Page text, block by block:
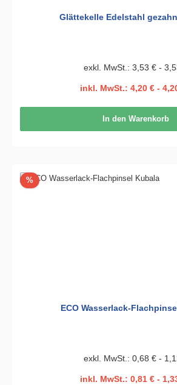
Glättekelle Edelstahl
exkl. MwSt.: 3,53 € -
inkl. MwSt.: 4,20 € -
In den Warenkorb
%Rabatt
ECO Wasserlack-
exkl. MwSt.: 0,68 € -
inkl. MwSt.: 0,81 € -